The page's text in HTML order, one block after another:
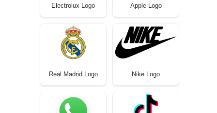
Electrolux Logo Apple Logo
Real Madrid Logo Nike Logo